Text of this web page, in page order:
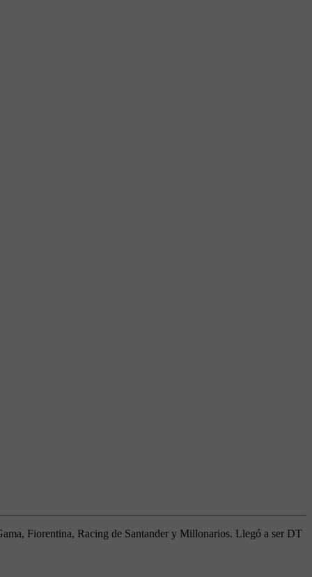
Fiorentina, Racing de Santander y Millonarios. Llegó a ser DT